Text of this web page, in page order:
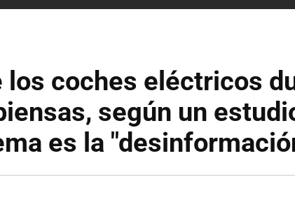
los coches eléctricos
según un
es la